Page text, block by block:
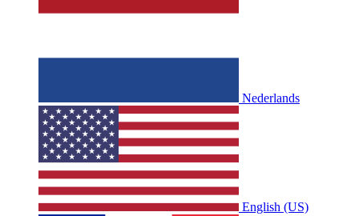
Nederlands
English (US)